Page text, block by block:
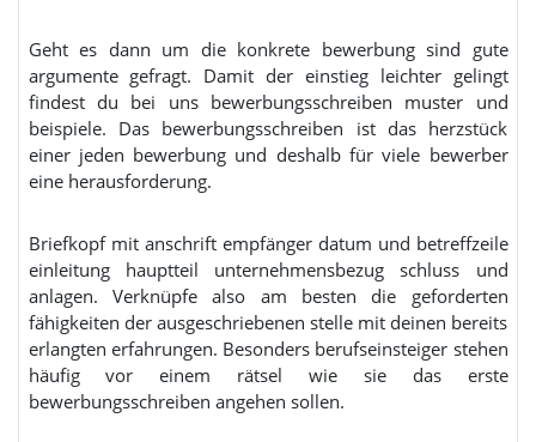
Geht es dann um die konkrete bewerbung sind gute
argumente gefragt. Damit der einstieg leichter gelingt
findest du bei uns bewerbungsschreiben muster und
beispiele. Das bewerbungsschreiben ist das herzstück
einer jeden bewerbung und deshalb für viele bewerber
eine herausforderung.
Briefkopf mit anschrift empfänger datum und betreffzeile
einleitung hauptteil unternehmensbezug schluss und
anlagen. Verknüpfe also am besten die geforderten
fähigkeiten der ausgeschriebenen stelle mit deinen bereits
erlangten erfahrungen. Besonders berufseinsteiger stehen
häufig vor einem rätsel wie sie das erste
bewerbungsschreiben angehen sollen.